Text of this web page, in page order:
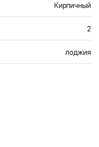
Кирпичный
2
лоджия